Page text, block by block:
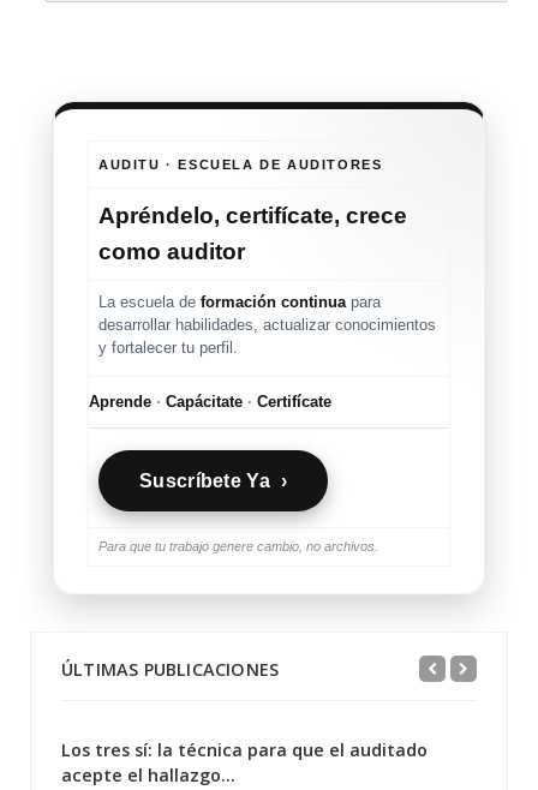
AUDITU · ESCUELA DE AUDITORES
Apréndelo, certifícate, crece
como auditor
La escuela de formación continua para
desarrollar habilidades, actualizar conocimientos
y fortalecer tu perfil.
Aprende · Capácitate · Certifícate
Suscríbete Ya ›
Para que tu trabajo genere cambio, no archivos.
ÚLTIMAS PUBLICACIONES
Los tres sí: la técnica para que el auditado
acepte el hallazgo...